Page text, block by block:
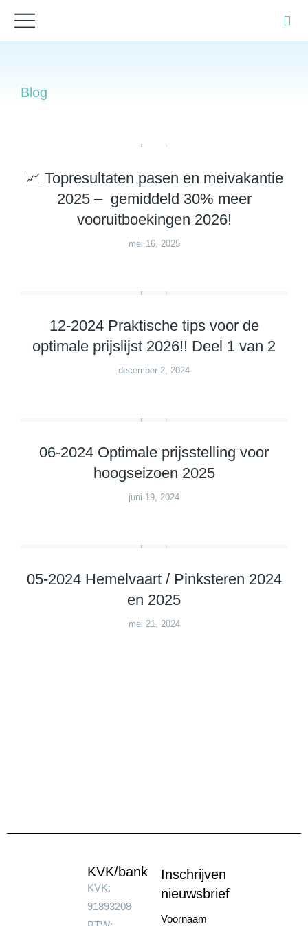
Blog
📈 Topresultaten pasen en meivakantie
2025 – gemiddeld 30% meer
vooruitboekingen 2026!
mei 16, 2025
12-2024 Praktische tips voor de
optimale prijslijst 2026!! Deel 1 van 2
december 2, 2024
06-2024 Optimale prijsstelling voor
hoogseizoen 2025
juni 19, 2024
05-2024 Hemelvaart / Pinksteren 2024
en 2025
mei 21, 2024
KVK/bank
KVK:
91893208
Inschrijven
nieuwsbrief
Voornaam